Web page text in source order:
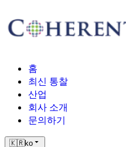
홈
최신 통찰
산업
회사 소개
문의하기
🇰🇷ko